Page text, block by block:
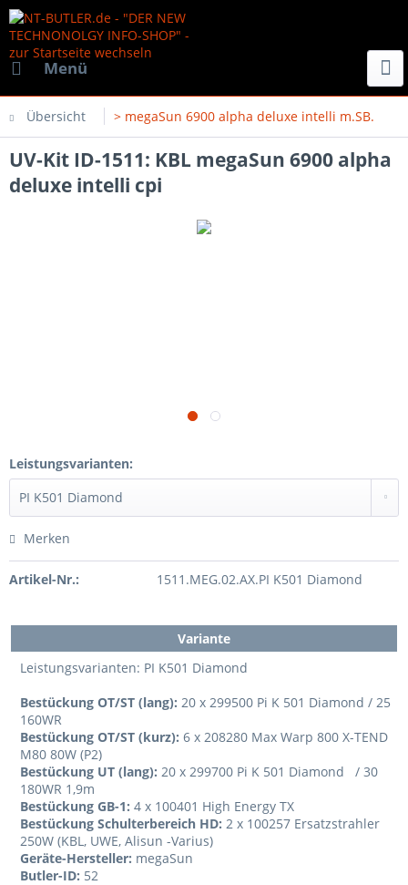
Menü
Übersicht > megaSun 6900 alpha deluxe intelli m.SB.
UV-Kit ID-1511: KBL megaSun 6900 alpha
deluxe intelli cpi
Leistungsvarianten:
Merken
Artikel-Nr.: 1511.MEG.02.AX.PI K501 Diamond
Variante
Leistungsvarianten: PI K501 Diamond
Bestückung OT/ST (lang): 20 x 299500 Pi K 501 Diamond / 25
160WR
Bestückung OT/ST (kurz): 6 x 208280 Max Warp 800 X-TEND
M80 80W (P2)
Bestückung UT (lang): 20 x 299700 Pi K 501 Diamond / 30
180WR 1,9m
Bestückung GB-1: 4 x 100401 High Energy TX
Bestückung Schulterbereich HD: 2 x 100257 Ersatzstrahler
250W (KBL, UWE, Alisun -Varius)
Geräte-Hersteller: megaSun
Butler-ID: 52